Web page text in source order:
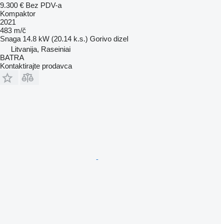
9.300 € Bez PDV-a
Kompaktor
2021
483 m/č
Snaga 14.8 kW (20.14 k.s.) Gorivo dizel
Litvanija, Raseiniai
BATRA
Kontaktirajte prodavca